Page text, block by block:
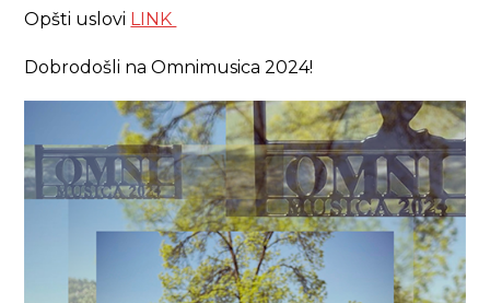
Opšti uslovi LINK
Dobrodošli na Omnimusica 2024!